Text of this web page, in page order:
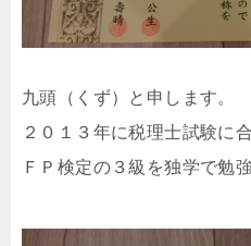
九頭（くず）と申します。
２０１３年に税理士試験に
ＦＰ検定の３級を独学で勉